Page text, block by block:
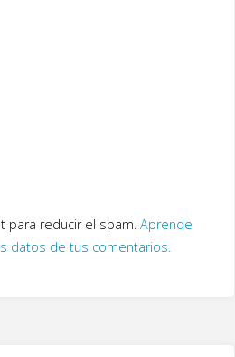
para reducir el spam. Aprende
datos de tus comentarios.